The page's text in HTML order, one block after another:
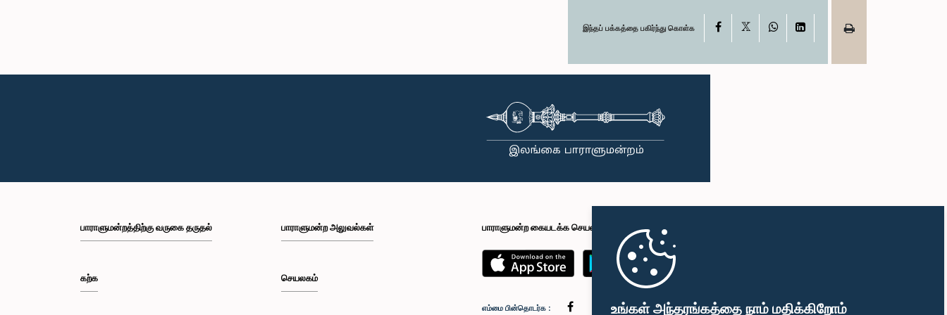
உங்கள் அந்தரங்கத்தை நாம் மதிக்கிறோம்
இந்தப் பக்கத்தை பகிர்ந்து கொள்க Facebook WhatsAppLinkedIn
பாராளுமன்றத்திற்கு வருகை தருதல்
கற்க
பாராளுமன்ற அலுவல்கள்
செயலகம்
பாராளுமன்ற கையடக்க செயலி
எம்மை பின்தொடர்க :